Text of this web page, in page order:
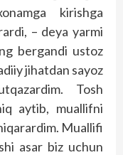
kirishga
– deya yarmi
bergandi ustoz
jihatdan sayoz
Tosh
aytib, muallifni
Muallifi
asar biz uchun